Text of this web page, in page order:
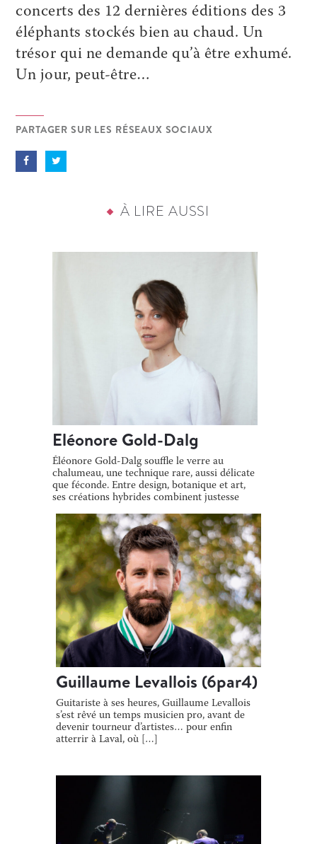
concerts des 12 dernières éditions des 3
éléphants stockés bien au chaud. Un
trésor qui ne demande qu’à être exhumé.
Un jour, peut-être…
PARTAGER SUR LES RÉSEAUX SOCIAUX
À LIRE AUSSI
Eléonore Gold-Dalg
Éléonore Gold-Dalg souffle le verre au
chalumeau, une technique rare, aussi délicate
que féconde. Entre design, botanique et art,
ses créations hybrides combinent justesse
Guillaume Levallois (6par4)
Guitariste à ses heures, Guillaume Levallois
s’est rêvé un temps musicien pro, avant de
devenir tourneur d’artistes… pour enfin
atterrir à Laval, où […]